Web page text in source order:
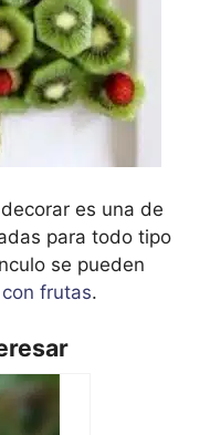
es una de
para todo tipo
se pueden
frutas.